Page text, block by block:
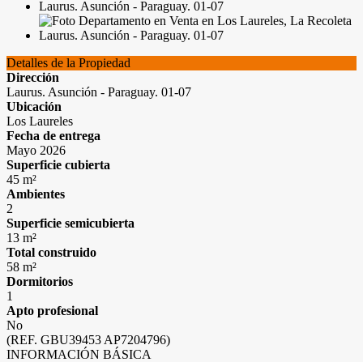
Detalles de la Propiedad
Dirección
Laurus. Asunción - Paraguay. 01-07
Ubicación
Los Laureles
Fecha de entrega
Mayo 2026
Superficie cubierta
45 m²
Ambientes
2
Superficie semicubierta
13 m²
Total construido
58 m²
Dormitorios
1
Apto profesional
No
(REF. GBU39453 AP7204796)
INFORMACIÓN BÁSICA